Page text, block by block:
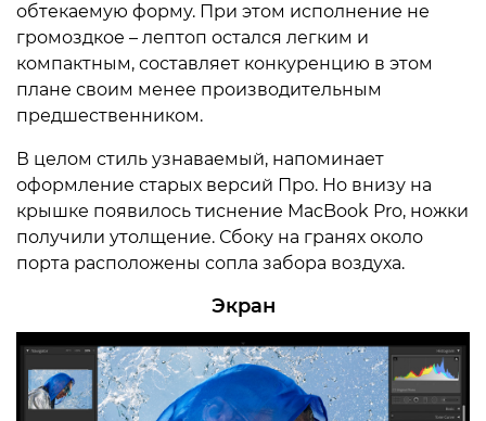
обтекаемую форму. При этом исполнение не
громоздкое – лептоп остался легким и
компактным, составляет конкуренцию в этом
плане своим менее производительным
предшественником.
В целом стиль узнаваемый, напоминает
оформление старых версий Про. Но внизу на
крышке появилось тиснение MacBook Pro, ножки
получили утолщение. Сбоку на гранях около
порта расположены сопла забора воздуха.
Экран